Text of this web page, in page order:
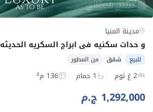
مدينة المنيا
و حدات سكنيه في ابراج السكريه الحديثه
للبيع شقق من المطور
2 غ نوم 1 حمام 136 م²
1,292,000 ج.م